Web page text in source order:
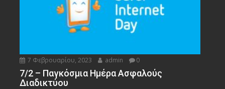
7 Φεβρουαρίου, 2023 admin 0
7/2 – Παγκόσμια Ημέρα Ασφαλούς
Διαδικτύου